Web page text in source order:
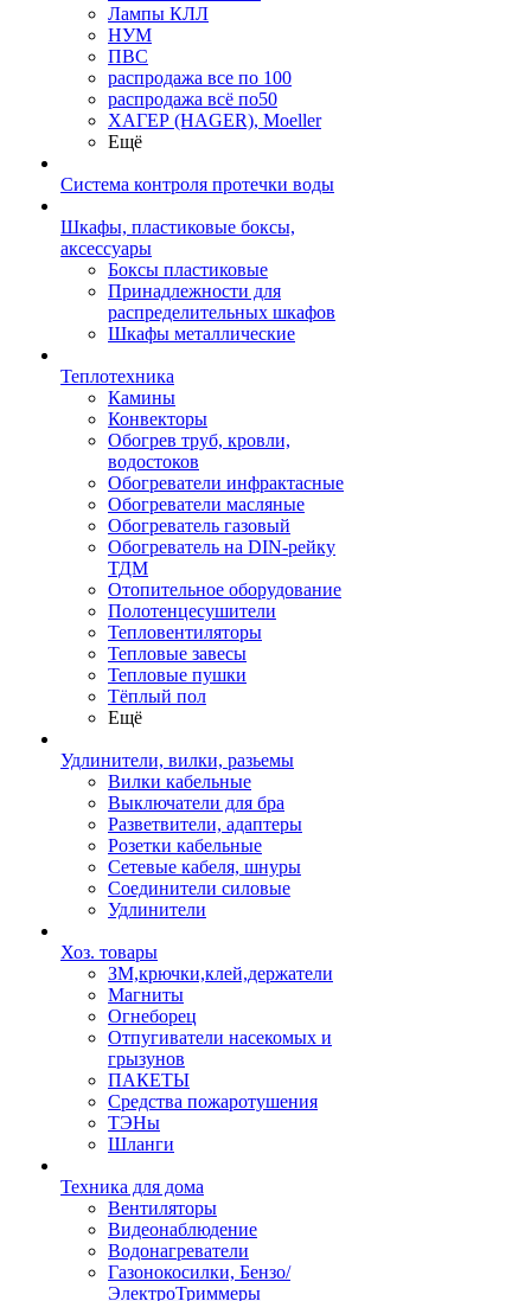
Лампы КЛЛ
НУМ
ПВС
распродажа все по 100
распродажа всё по50
ХАГЕР (HAGER), Moeller
Ещё
Система контроля протечки воды
Шкафы, пластиковые боксы,
аксессуары
Боксы пластиковые
Принадлежности для
распределительных шкафов
Шкафы металлические
Теплотехника
Камины
Конвекторы
Обогрев труб, кровли,
водостоков
Обогреватели инфрактасные
Обогреватели масляные
Обогреватель газовый
Обогреватель на DIN-рейку
ТДМ
Отопительное оборудование
Полотенцесушители
Тепловентиляторы
Тепловые завесы
Тепловые пушки
Тёплый пол
Ещё
Удлинители, вилки, разьемы
Вилки кабельные
Выключатели для бра
Разветвители, адаптеры
Розетки кабельные
Сетевые кабеля, шнуры
Соединители силовые
Удлинители
Хоз. товары
ЗМ,крючки,клей,держатели
Магниты
Огнеборец
Отпугиватели насекомых и
грызунов
ПАКЕТЫ
Средства пожаротушения
ТЭНы
Шланги
Техника для дома
Вентиляторы
Видеонаблюдение
Водонагреватели
Газонокосилки, Бензо/
ЭлектроТриммеры